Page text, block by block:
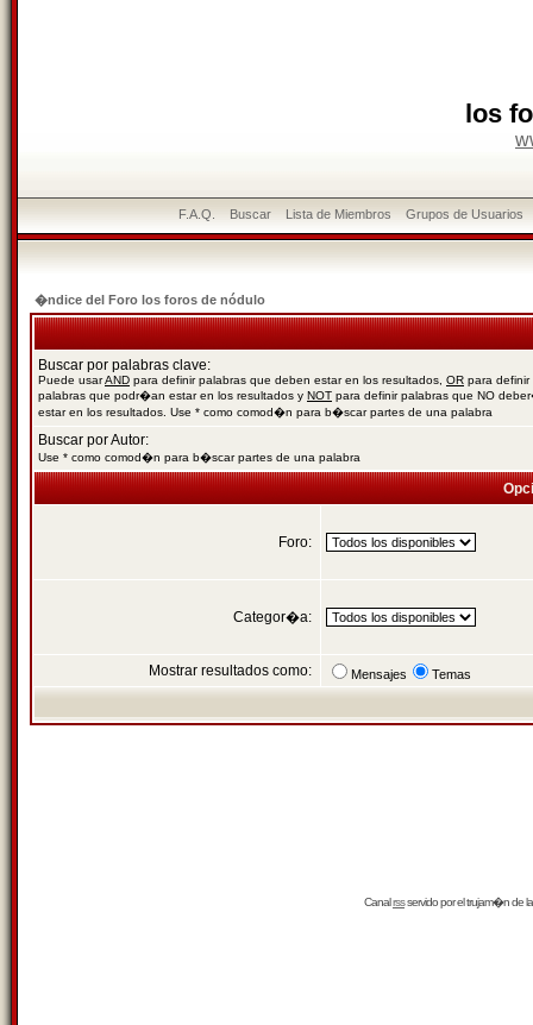
los
F.A.Q. Buscar Lista de Miembros Grupos de Usuarios
�ndice del Foro los foros de nódulo
Buscar por palabras clave:
Puede usarAND para definir palabras que deben estar en los resultados, OR para definir
palabras que podr�an estar en los resultados y NOT para definir palabras que NO
estar en los resultados. Use * como comod�n para b�scar partes de una palabra
Buscar por Autor:
Use * como comod�n para b�scar partes de una palabra
Foro:
Categor�a:
Mostrar resultados como: Mensajes Temas
Canalrssservido por eltrujam�nde